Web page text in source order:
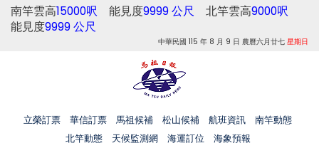
南竿雲高15000呎 能見度9999 公尺 北竿雲高9000呎
能見度9999 公尺
中華民國 115 年 8 月 9 日 農曆六月廿七 星期日
立榮訂票 華信訂票 馬祖候補 松山候補 航班資訊
南竿動態
北竿動態
天候監測網 海運訂位 海象預報